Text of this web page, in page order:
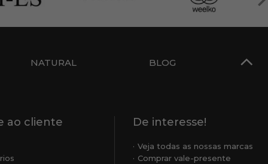
NATURAL BLOG
ao cliente De interesse!
Veja todas as nossas marcas
Comprar vale-presente